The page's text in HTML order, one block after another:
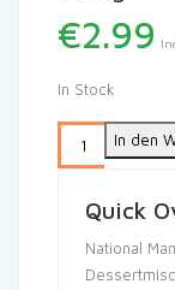
€2.99
In Stock
In den
Quick
National